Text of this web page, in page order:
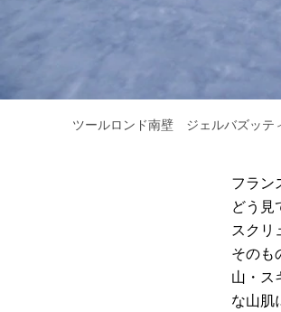
ツールロンド南壁 ジェルバズッテ
フラン
どう見
スクリ
そのも
山・ス
な山肌